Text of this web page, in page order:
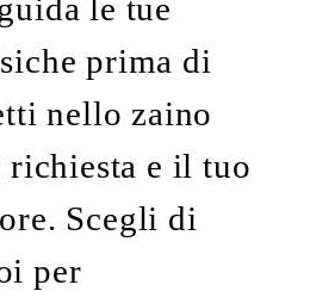
le tue
prima di
nello zaino
richiesta e il tuo
Scegli di
per